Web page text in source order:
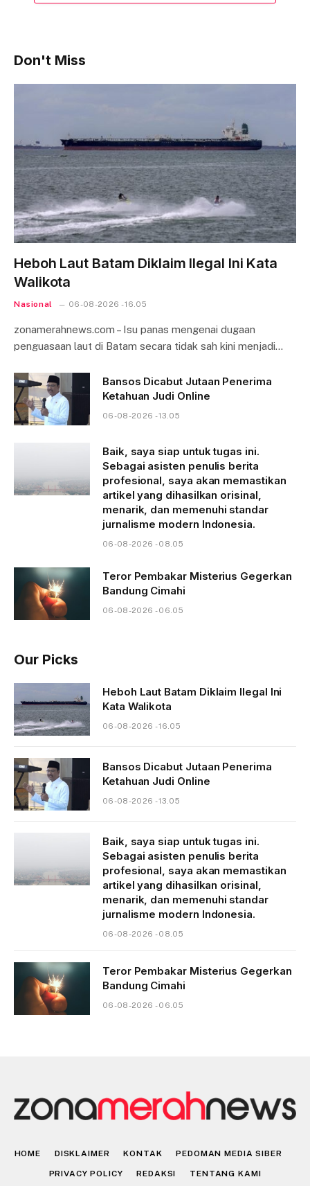
Don't Miss
Heboh Laut Batam Diklaim Ilegal Ini Kata
Walikota
Nasional 06-08-2026 - 16.05
zonamerahnews.com – Isu panas mengenai dugaan
penguasaan laut di Batam secara tidak sah kini menjadi…
Bansos Dicabut Jutaan Penerima
Ketahuan Judi Online
06-08-2026 - 13.05
Baik, saya siap untuk tugas ini.
Sebagai asisten penulis berita
profesional, saya akan memastikan
artikel yang dihasilkan orisinal,
menarik, dan memenuhi standar
jurnalisme modern Indonesia.
06-08-2026 - 08.05
Teror Pembakar Misterius Gegerkan
Bandung Cimahi
06-08-2026 - 06.05
Our Picks
Heboh Laut Batam Diklaim Ilegal Ini
Kata Walikota
06-08-2026 - 16.05
Bansos Dicabut Jutaan Penerima
Ketahuan Judi Online
06-08-2026 - 13.05
Baik, saya siap untuk tugas ini.
Sebagai asisten penulis berita
profesional, saya akan memastikan
artikel yang dihasilkan orisinal,
menarik, dan memenuhi standar
jurnalisme modern Indonesia.
06-08-2026 - 08.05
Teror Pembakar Misterius Gegerkan
Bandung Cimahi
06-08-2026 - 06.05
HOME DISKLAIMER KONTAK PEDOMAN MEDIA SIBER
PRIVACY POLICY REDAKSI TENTANG KAMI